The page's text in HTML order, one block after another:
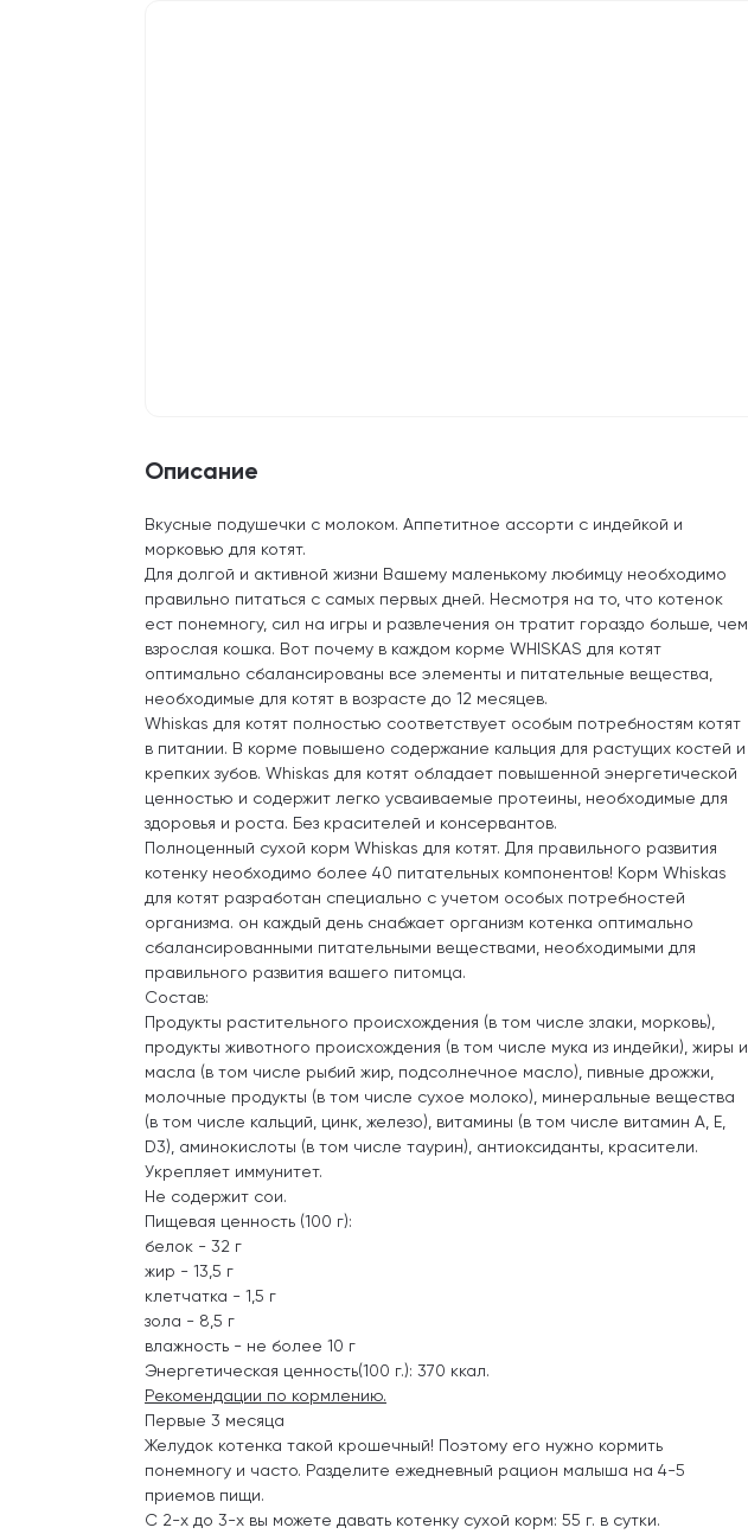
Описание
Вкусные подушечки с молоком. Аппетитное ассорти с индейкой и
морковью для котят.
Для долгой и активной жизни Вашему маленькому любимцу необходимо
правильно питаться с самых первых дней. Несмотря на то, что котенок
ест понемногу, сил на игры и развлечения он тратит гораздо больше, чем
взрослая кошка. Вот почему в каждом корме WHISKAS для котят
оптимально сбалансированы все элементы и питательные вещества,
необходимые для котят в возрасте до 12 месяцев.
Whiskas для котят полностью соответствует особым потребностям котят
в питании. В корме повышено содержание кальция для растущих костей и
крепких зубов. Whiskas для котят обладает повышенной энергетической
ценностью и содержит легко усваиваемые протеины, необходимые для
здоровья и роста. Без красителей и консервантов.
Полноценный сухой корм Whiskas для котят. Для правильного развития
котенку необходимо более 40 питательных компонентов! Корм Whiskas
для котят разработан специально с учетом особых потребностей
организма. он каждый день снабжает организм котенка оптимально
сбалансированными питательными веществами, необходимыми для
правильного развития вашего питомца.
Состав:
Продукты растительного происхождения (в том числе злаки, морковь),
продукты животного происхождения (в том числе мука из индейки), жиры и
масла (в том числе рыбий жир, подсолнечное масло), пивные дрожжи,
молочные продукты (в том числе сухое молоко), минеральные вещества
(в том числе кальций, цинк, железо), витамины (в том числе витамин А, Е,
D3), аминокислоты (в том числе таурин), антиоксиданты, красители.
Укрепляет иммунитет.
Не содержит сои.
Пищевая ценность (100 г):
белок - 32 г
жир - 13,5 г
клетчатка - 1,5 г
зола - 8,5 г
влажность - не более 10 г
Энергетическая ценность(100 г.): 370 ккал.
Рекомендации по кормлению.
Первые 3 месяца
Желудок котенка такой крошечный! Поэтому его нужно кормить
понемногу и часто. Разделите ежедневный рацион малыша на 4-5
приемов пищи.
С 2-х до 3-х вы можете давать котенку сухой корм: 55 г. в сутки.